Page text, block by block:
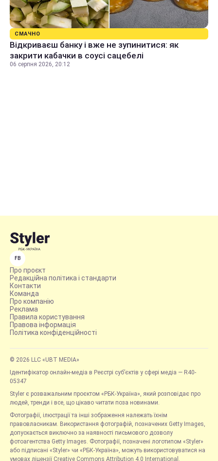
СМАЧНО
Відкриваєш банку і вже не зупинитися: як
закрити кабачки в соусі сацебелі
06 серпня 2026, 20:12
FB
Про проєкт
Редакційна політика і стандарти
Контакти
Команда
Про компанію
Реклама
Правила користування
Правова інформація
Політика конфіденційності
© 2026 LLC «UBT MEDIA»
Ідентифікатор онлайн-медіа в Реєстрі суб’єктів у сфері медіа — R40-
05347
Styler є розважальним проєктом «РБК-Україна», який розповідає про
людей, тренди і все, що цікаво читати поза новинами.
Фотографії, ілюстрації та інші зображення належать їхнім
правовласникам. Використання фотографій, позначених Getty Images,
допускається виключно за наявності письмового дозволу
фотоагентства Getty Images. Фотографії, позначені логотипом «Styler»
або підписані «Styler» чи «РБК-Україна», можуть використовуватися на
умовах ліцензії Creative Commons Attribution 4.0 International.